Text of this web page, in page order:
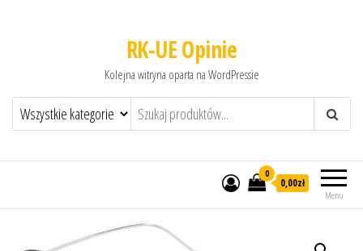
RK-UE Opinie
Kolejna witryna oparta na WordPressie
Menu
0
0,00zł